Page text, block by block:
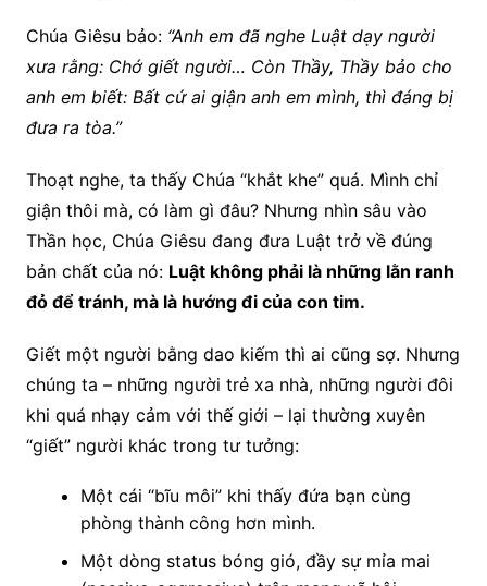
Chúa Giêsu bảo: “Anh em đã nghe Luật dạy người
xưa rằng: Chớ giết người… Còn Thầy, Thầy bảo cho
anh em biết: Bất cứ ai giận anh em mình, thì đáng bị
đưa ra tòa.”
Thoạt nghe, ta thấy Chúa “khắt khe” quá. Mình chỉ
giận thôi mà, có làm gì đâu? Nhưng nhìn sâu vào
Thần học, Chúa Giêsu đang đưa Luật trở về đúng
bản chất của nó: Luật không phải là những lằn ranh
đỏ để tránh, mà là hướng đi của con tim.
Giết một người bằng dao kiếm thì ai cũng sợ. Nhưng
chúng ta – những người trẻ xa nhà, những người đôi
khi quá nhạy cảm với thế giới – lại thường xuyên
“giết” người khác trong tư tưởng:
Một cái “bĩu môi” khi thấy đứa bạn cùng
phòng thành công hơn mình.
Một dòng status bóng gió, đầy sự mỉa mai